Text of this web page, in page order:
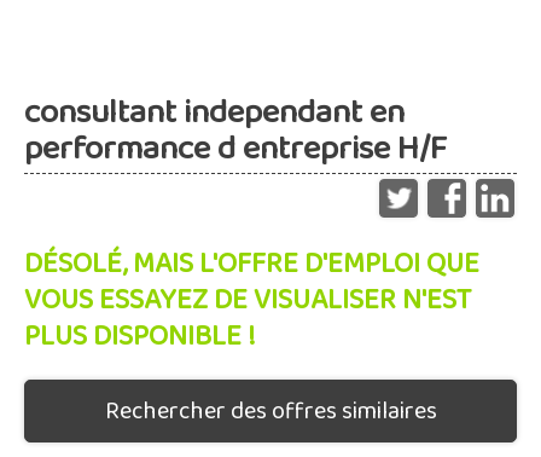
consultant independant en
performance d entreprise H/F
DÉSOLÉ, MAIS L'OFFRE D'EMPLOI QUE
VOUS ESSAYEZ DE VISUALISER N'EST
PLUS DISPONIBLE !
Rechercher des offres similaires